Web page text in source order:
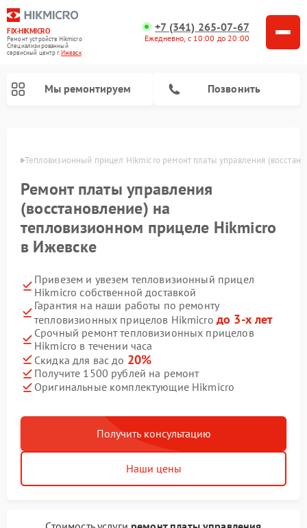
FIX-HIKMICRO
Ремонт устройств Hikmicro
Специализированный
cервисный центр г.Ижевск
+7 (341) 265-07-67
Ежедневно, с 10:00 до 20:00
Мы ремонтируем Позвонить
Тепловизионный прицел Hikmicro ремонт платы управления
Ремонт платы управления
(восстановление) на
тепловизионном прицеле Hikmicro
в Ижевске
Привезем и увезем тепловизионный прицел
Hikmicro собственной доставкой
Гарантия на наши работы по ремонту
тепловизионных прицелов Hikmicro до 3-х лет
Срочный ремонт тепловизионных прицелов
Hikmicro в течении часа
Скидка для вас до 20%
Получите 1500 рублей на ремонт
Оригинальные комплектующие Hikmicro
Получить консультацию
Наши цены